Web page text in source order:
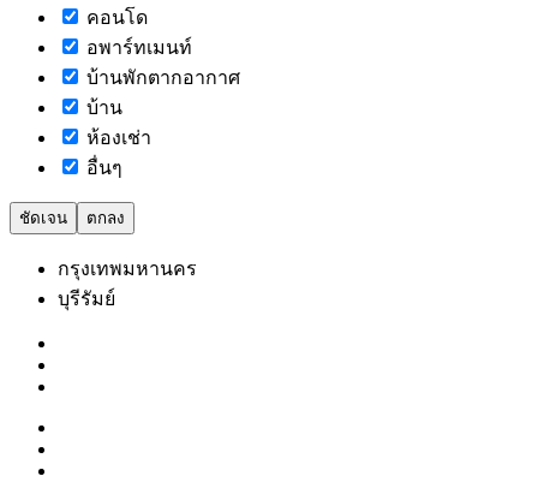
คอนโด
อพาร์ทเมนท์
บ้านพักตากอากาศ
บ้าน
ห้องเช่า
อื่นๆ
ชัดเจน ตกลง
กรุงเทพมหานคร
บุรีรัมย์